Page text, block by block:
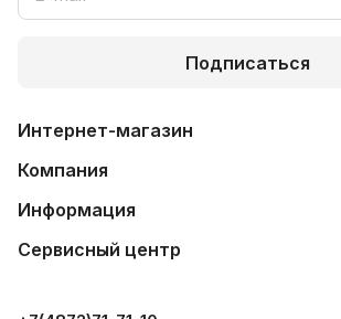
Подписаться
Интернет-магазин
Компания
Информация
Сервисный центр